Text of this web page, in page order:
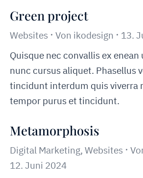
Green project
Websites Von ikodesign
13.
Quisque nec convallis ex
nunc cursus aliquet. Phasellus
tincidunt interdum quis viverra
tempor purus et tincidunt.
Metamorphosis
Digital Marketing, Websites
12. Juni 2024